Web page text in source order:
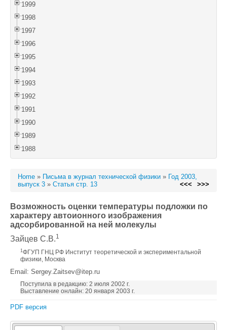
1999
1998
1997
1996
1995
1994
1993
1992
1991
1990
1989
1988
Home » Письма в журнал технической физики » Год 2003,
выпуск 3 » Статья стр. 13 <<< >>>
Возможность оценки температуры подложки по
характеру автоионного изображения
адсорбированной на ней молекулы
Зайцев С.В.1
1 ФГУП ГНЦ РФ Институт теоретической и экспериментальной
физики, Москва
Email: Sergey.Zaitsev@itep.ru
Поступила в редакцию: 2 июля 2002 г.
Выставление онлайн: 20 января 2003 г.
PDF версия